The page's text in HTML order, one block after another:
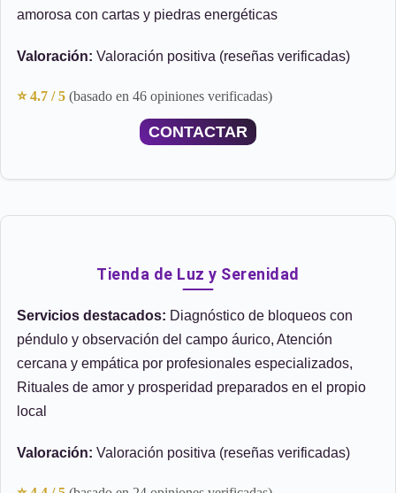
amorosa con cartas y piedras energéticas
Valoración: Valoración positiva (reseñas verificadas)
⭐ 4.7 / 5 (basado en 46 opiniones verificadas)
CONTACTAR
Tienda de Luz y Serenidad
Servicios destacados: Diagnóstico de bloqueos con
péndulo y observación del campo áurico, Atención
cercana y empática por profesionales especializados,
Rituales de amor y prosperidad preparados en el propio
local
Valoración: Valoración positiva (reseñas verificadas)